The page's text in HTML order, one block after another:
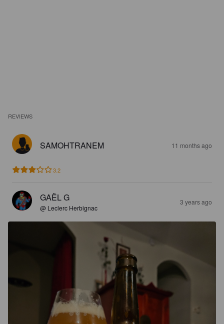
REVIEWS
SAMOHTRANEM 11 months ago
3.2
GAËL G
@ Leclerc Herbignac
3 years ago